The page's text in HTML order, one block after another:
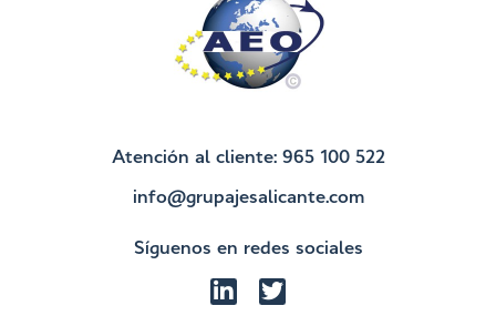
Atención al cliente: 965 100 522
info@grupajesalicante.com
Síguenos en redes sociales